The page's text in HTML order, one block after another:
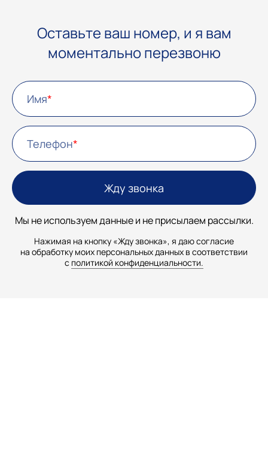
Оставьте ваш номер, и я вам
моментально перезвоню
Имя
Телефон
Мы не используем данные и не присылаем рассылки.
Нажимая на кнопку «Жду звонка», я даю согласие
на обработку моих персональных данных в соответствии
с политикой конфиденциальности.